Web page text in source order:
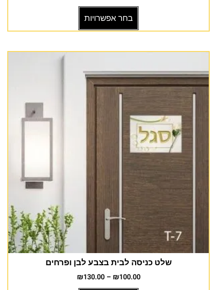
בחר אפשרויות
שלט כניסה לבית בצבע לבן ופרחים
₪100.00
–
₪130.00